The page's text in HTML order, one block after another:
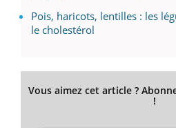
Pois, haricots, lentilles : les
le cholestérol
Vous aimez cet article ?
!